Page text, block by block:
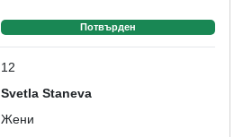
Потвърден
12
Svetla Staneva
Жени